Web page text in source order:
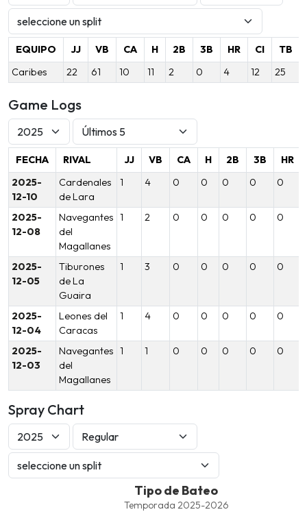
EQUIPO JJ VB CA H 2B 3B HR CI
TB
Caribes
22 61 10 11 2 0 4 12 25
Game Logs
FECHA RIVAL JJ VB CA H 2B 3B
HR
2025-
12-10
Cardenales
de Lara
1 4 0 0 0 0 0
2025-
12-08
Navegantes
del
Magallanes
1 2 0 0 0 0 0
2025-
12-05
Tiburones
de La
Guaira
1 3 0 0 0 0 0
2025-
12-04
Leones del
Caracas
1 4 0 0 0 0 0
2025-
12-03
Navegantes
del
Magallanes
1 1 0 0 0 0 0
Spray Chart
Combination chart with 8 data series.
Tipo de Bateo
Temporada 2025-2026